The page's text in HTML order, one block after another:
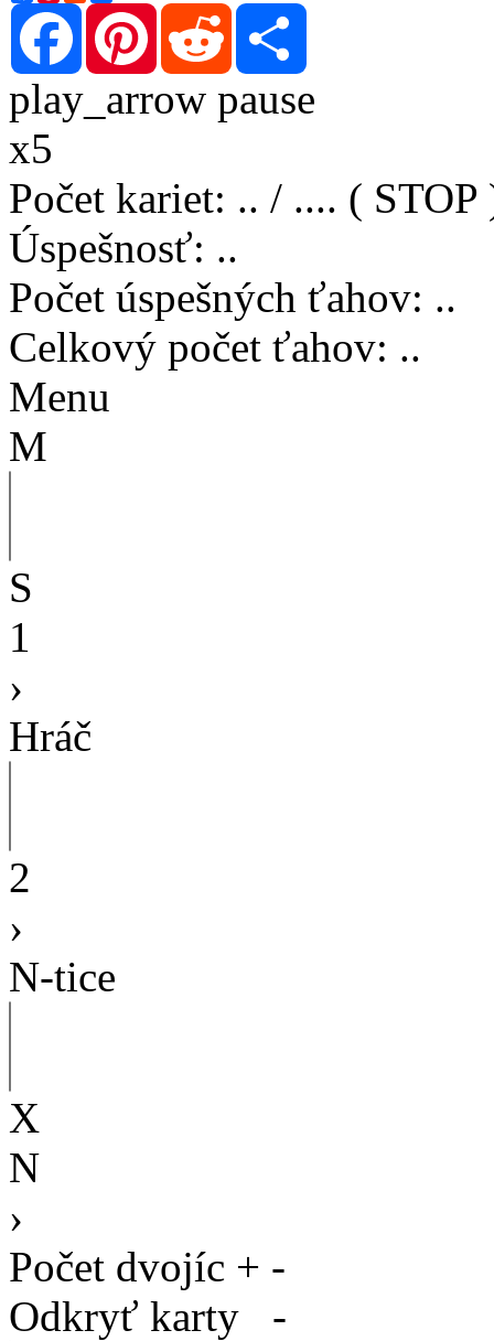
Facebook
Pinterest Reddit
play_arrow pause
x5
Počet kariet: .. / .... ( STOP
Úspešnosť: ..
Počet úspešných ťahov: ..
Celkový počet ťahov: ..
Menu
M
S
1
›
Hráč
2
›
N-tice
X
N
›
Počet dvojíc + -
Odkryť karty
-